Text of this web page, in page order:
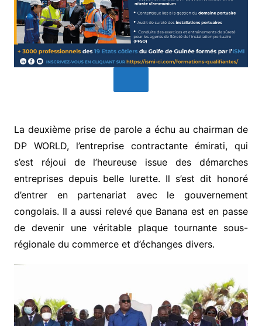
La deuxième prise de parole a échu au chairman de
DP WORLD, l’entreprise contractante émirati, qui
s’est réjoui de l’heureuse issue des démarches
entreprises depuis belle lurette. Il s’est dit honoré
d’entrer en partenariat avec le gouvernement
congolais. Il a aussi relevé que Banana est en passe
de devenir une véritable plaque tournante sous-
régionale du commerce et d’échanges divers.